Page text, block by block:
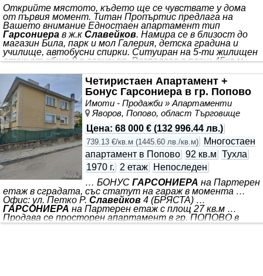
Открийте мястото, където ще се чувствате у дома
от първия момент. Титан Пропъртис предлага на
Вашето внимание Едностаен апартамент тип
Гарсониера в ж.к Славейков. Намира се в близост до
магазин Била, парк и мол Галерия, детска градина и
училище, автобусни спирки. Ситуиран на 5-ти жилищен
етаж от общо 8 с асансьор. Разполага с площ 45кв.м,
спалня, кухня, баня с тоалетна, тераса. Жилището се
предлага с наличното обзавеждане. ”С нас, вашето
търсене на имот завършва с усмивка. ” За оглед на това
и други атрактивни предложения
Четиристаен Апартамент +
Бонус Гарсониера в гр. Попово
Имоти - Продажби » Апартаменти
Яворов, Попово, област Търговище
Цена: 68 000 € (132 996.44 лв.)
739.13 €/кв.м (1445.60 лв./кв.м)
Многостаен
апартамент в Попово 92 кв.м Тухла
1970 г.
2 етаж
Непоследен
… БОНУС ГАРСОНИЕРА на Партерен
етаж в сградата, със статут на гараж в момента …
Офис: ул. Петко Р. Славейков 4 (БРЯСТА) …
ГАРСОНИЕРА на Партерен етаж с площ 27 кв.м …
Продава се просторен апартамент в гр. ПОПОВО в
близост до центъра на града на 300м.. + *** .